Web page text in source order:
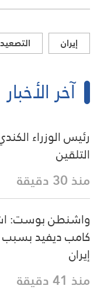
إيران
آخر الأخبار
رئيس الوزراء
التلقين
منذ 30 دقيقة
واشنطن بوست:
كامب ديفيد بسبب
إيران
منذ 41 دقيقة